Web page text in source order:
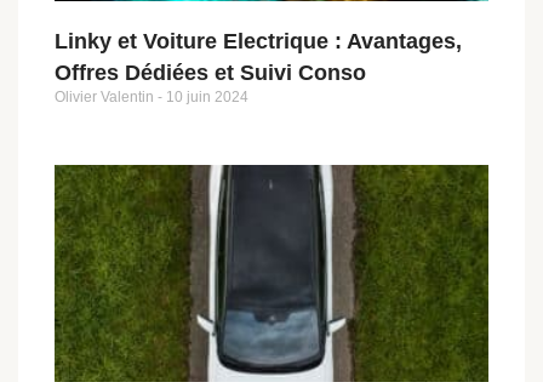
Linky et Voiture Electrique : Avantages,
Offres Dédiées et Suivi Conso
Olivier Valentin 10 juin 2024